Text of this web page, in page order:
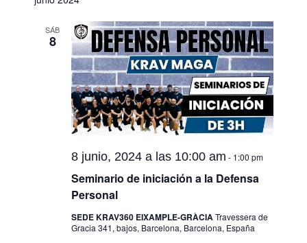
e
g
a
c
i
n
d
v
e
g
a
c
i
ó
n
d
i
t
a
e
SÁB
8
Seminario de iniciación a la Defensa
Personal
8 junio, 2024 a las 10:00 am - 1:00 pm
SEDE KRAV360 EIXAMPLE-GRÀCIA Travessera de
Gracia 341, bajos, Barcelona, Barcelona, España